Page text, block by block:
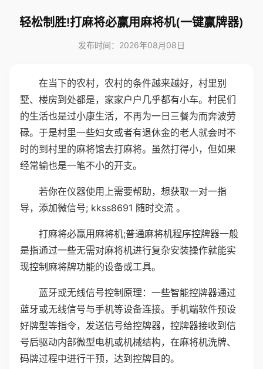
轻松制胜!打麻将必赢用麻将机(一键赢牌器)
发布时间：2026年08月08日
在当下的农村，农村的条件越来越好，村里别
墅、楼房到处都是，家家户户几乎都有小车。村民们
的生活也是过小康生活，不再为一日三餐为而奔波劳
碌。于是村里一些妇女或者有退休金的老人就会时不
时的到村里的麻将馆去打麻将。虽然打得小，但如果
经常输也是一笔不小的开支。
若你在仪器使用上需要帮助，想获取一对一指
导，添加微信号; kkss8691 随时交流 。
打麻将必赢用麻将机;普通麻将机程序控牌器一般
是指通过一些无需对麻将机进行复杂安装操作就能实
现控制麻将牌功能的设备或工具。
蓝牙或无线信号控制原理：一些智能控牌器通过
蓝牙或无线信号与手机等设备连接。手机端软件预设
好牌型等指令，发送信号给控牌器，控牌器接收到信
号后驱动内部微型电机或机械结构，在麻将机洗牌、
码牌过程中进行干预，达到控牌目的。